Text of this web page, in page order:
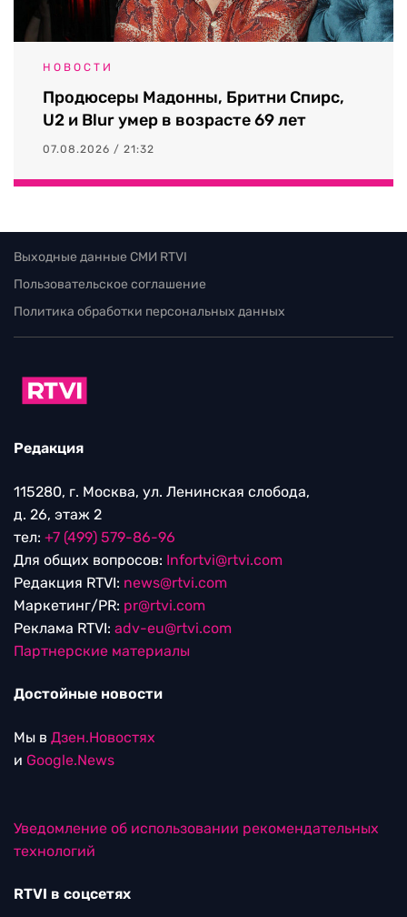
НОВОСТИ
Продюсеры Мадонны, Бритни Спирс,
U2 и Blur умер в возрасте 69 лет
07.08.2026 / 21:32
Выходные данные СМИ RTVI
Пользовательское соглашение
Политика обработки персональных данных
Редакция
115280, г. Москва, ул. Ленинская слобода,
д. 26, этаж 2
тел: +7 (499) 579-86-96
Для общих вопросов: Infortvi@rtvi.com
Редакция RTVI: news@rtvi.com
Маркетинг/PR: pr@rtvi.com
Реклама RTVI: adv-eu@rtvi.com
Партнерские материалы
Достойные новости
Мы в Дзен.Новостях
и Google.News
Уведомление об использовании рекомендательных
технологий
RTVI в соцсетях